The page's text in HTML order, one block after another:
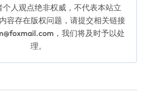
个人观点绝非权威，不代表本站立
容存在版权问题，请提交相关链接
，我们将及时予以处
理。